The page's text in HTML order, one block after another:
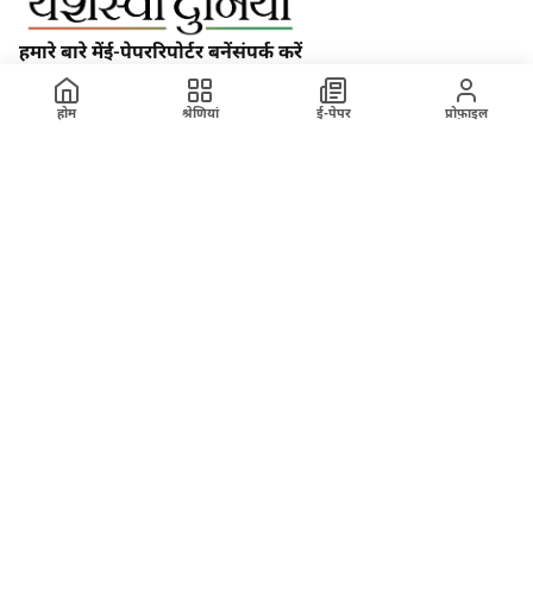
हमारे बारे मेंई-पेपररिपोर्टर बनेंसंपर्क करें
होम श्रेणियां ई-पेपर प्रोफ़ाइल